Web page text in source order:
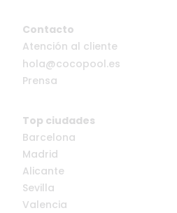
Contacto
Atención al cliente
hola@cocopool.es
Prensa
Top ciudades
Barcelona
Madrid
Alicante
Sevilla
Valencia